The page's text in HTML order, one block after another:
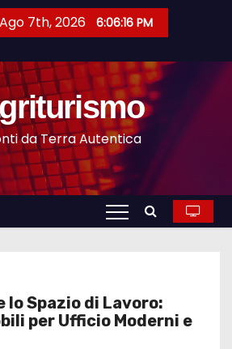
7th, 2026 6:06:17 PM
da Terra Autentica
lo Spazio di Lavoro:
per Ufficio Moderni e